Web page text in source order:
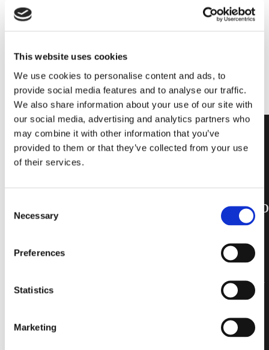
This website uses cookies
We use cookies to personalise content and ads, to
provide social media features and to analyse our traffic.
We also share information about your use of our site with
our social media, advertising and analytics partners who
may combine it with other information that you’ve
provided to them or that they’ve collected from your use
of their services.
Selection
Necessary
Preferences
Statistics
Marketing
blocco di vetro
puro e solido.
solido offre possibilità di
design limitate solo
dalla visione di un